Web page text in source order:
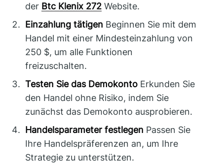
der Btc Klenix 272 Website.
Einzahlung tätigen Beginnen Sie mit dem
Handel mit einer Mindesteinzahlung von
250 $, um alle Funktionen
freizuschalten.
Testen Sie das Demokonto Erkunden Sie
den Handel ohne Risiko, indem Sie
zunächst das Demokonto ausprobieren.
Handelsparameter festlegen Passen Sie
Ihre Handelspräferenzen an, um Ihre
Strategie zu unterstützen.